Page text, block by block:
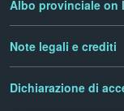
Albo provinciale on
Note legali e crediti
Dichiarazione di